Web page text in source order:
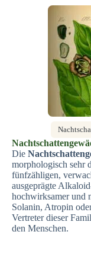
Die
morphologisch sehr
fünfzähligen,
ausgeprägte
hochwirksamer und
Solanin, Atropin
Vertreter dieser
den Menschen.